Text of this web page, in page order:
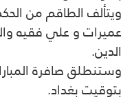
ويتألف الطاقم من
عميرات و علي فقيه
الدين.
وستنطلق صافرة
بتوقيت بغداد.